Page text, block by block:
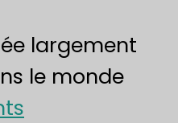
largement
le monde